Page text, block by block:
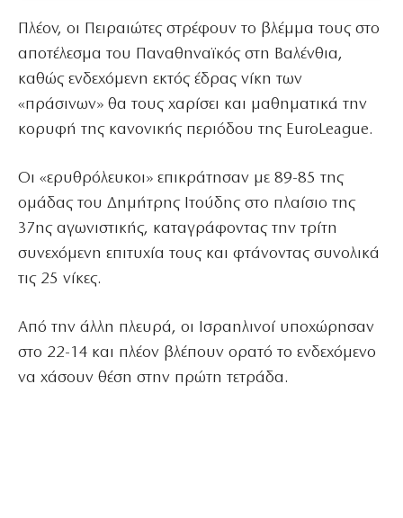
Πλέον, οι Πειραιώτες στρέφουν το βλέμμα τους στο
αποτέλεσμα του Παναθηναϊκός στη Βαλένθια,
καθώς ενδεχόμενη εκτός έδρας νίκη των
«πράσινων» θα τους χαρίσει και μαθηματικά την
κορυφή της κανονικής περιόδου της EuroLeague.
Οι «ερυθρόλευκοι» επικράτησαν με 89-85 της
ομάδας του Δημήτρης Ιτούδης στο πλαίσιο της
37ης αγωνιστικής, καταγράφοντας την τρίτη
συνεχόμενη επιτυχία τους και φτάνοντας συνολικά
τις 25 νίκες.
Από την άλλη πλευρά, οι Ισραηλινοί υποχώρησαν
στο 22-14 και πλέον βλέπουν ορατό το ενδεχόμενο
να χάσουν θέση στην πρώτη τετράδα.